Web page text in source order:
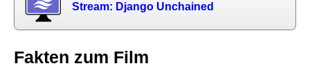
Stream: Django Unchained
Fakten zum Film